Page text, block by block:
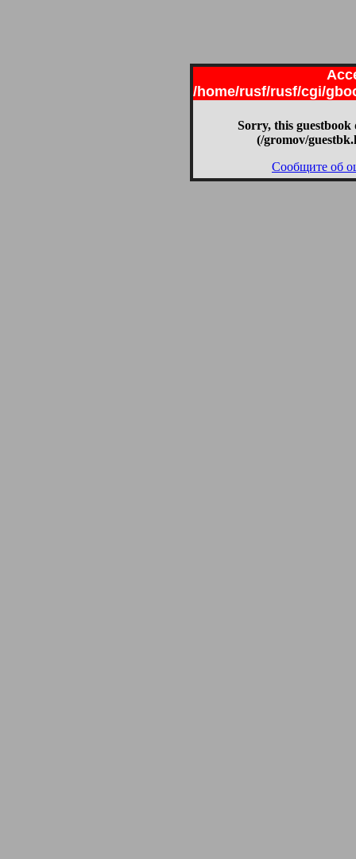
/home/rusf/rusf/cgi/
Sorry, this guestbook
(/gromov/
Сообщите об